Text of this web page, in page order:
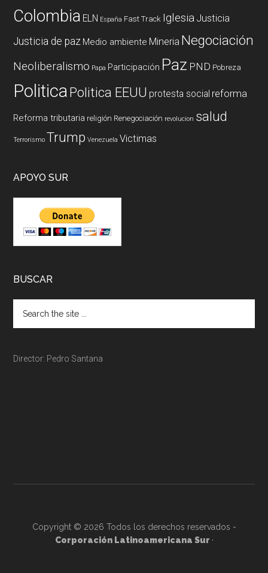
Colombia ELN España Fast Track Iglesia Justicia
Justicia de paz Medio ambiente Mineria Negociación
Neoliberalismo Papa Participación Paz PND Pobreza
PoliticaPolitica EEUU protesta social reforma
Reforma tributaria religión Renegociación revolucion salud
Terrorismo Trump Venezuela Victimas
APOYO SUR
BUSCAR
Director: Pedro Santana
Copyright © 2026 Todos los derechos reservados -
Corporación Latinoamericana Sur ·